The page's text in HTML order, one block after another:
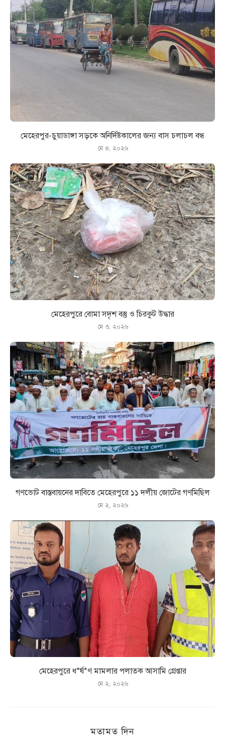
মেহেরপুর-চুয়াডাঙ্গা সড়কে অনির্দিষ্টকালের জন্য বাস চলাচল বন্ধ
মে ৪, ২০২৬
মেহেরপুরে বোমা সদৃশ বস্তু ও চিরকুট উদ্ধার
মে ৩, ২০২৬
গণভোট বাস্তবায়নের দাবিতে মেহেরপুরে ১১ দলীয় জোটের গণমিছিল
মে ২, ২০২৬
মেহেরপুরে ধ*র্ষ*ণ মামলার পলাতক আসামি গ্রেপ্তার
মে ২, ২০২৬
মতামত দিন